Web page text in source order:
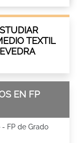
TEXTIL
EN FP
FP de Grado